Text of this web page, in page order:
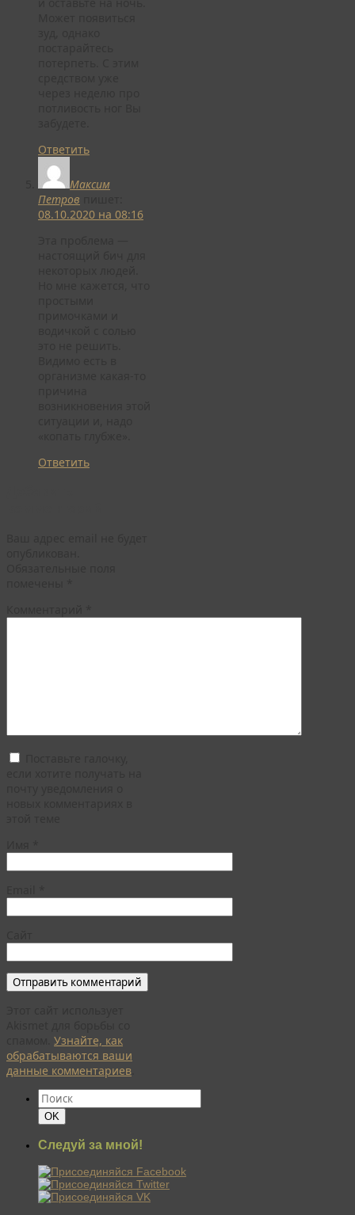
Ответить
Максим
Петров
08.10.2020 на 08:16
Ответить
Узнайте, как
обрабатываются ваши
данные комментариев
Найти:
Поиск
OK
Следуй за мной!